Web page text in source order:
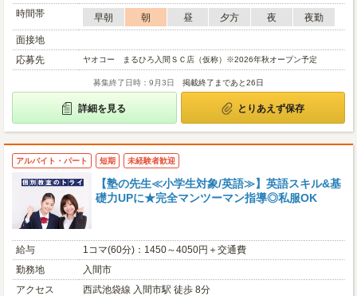
時間帯
早朝 朝 昼 夕方 夜
夜勤
面接地
応募先
ヤオコー まるひろ入間ＳＣ店（仮称）※2026年秋オープン予定
募集終了日時：9月3日 掲載終了まであと26日
詳細を見る とりあえず保存
アルバイト・パート 短期 未経験者歓迎
【塾の先生≪小学生対象/英語≫】英語スキル&基
礎力UPに★完全マンツーマン指導◎私服OK
給与
1コマ(60分)：1450～4050円＋交通費
勤務地
入間市
アクセス
西武池袋線 入間市駅 徒歩 8分